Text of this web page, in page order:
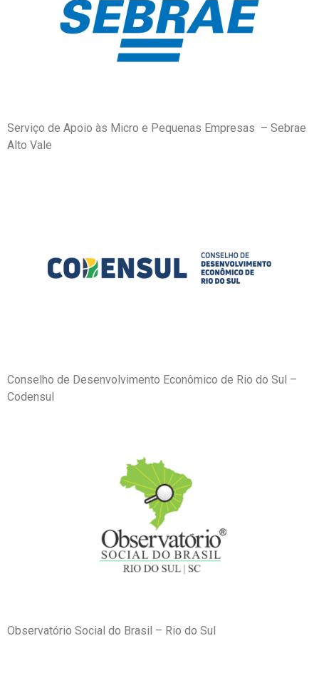
Serviço de Apoio às Micro e Pequenas Empresas – Sebrae
Alto Vale
Conselho de Desenvolvimento Econômico de Rio do Sul –
Codensul
Observatório Social do Brasil – Rio do Sul